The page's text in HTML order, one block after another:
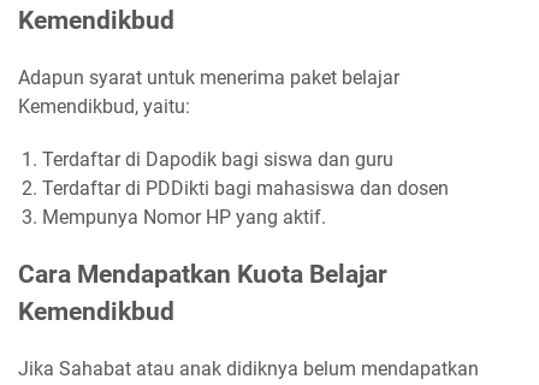
Kemendikbud
Adapun syarat untuk menerima paket belajar
Kemendikbud, yaitu:
Terdaftar di Dapodik bagi siswa dan guru
Terdaftar di PDDikti bagi mahasiswa dan dosen
Mempunya Nomor HP yang aktif.
Cara Mendapatkan Kuota Belajar
Kemendikbud
Jika Sahabat atau anak didiknya belum mendapatkan